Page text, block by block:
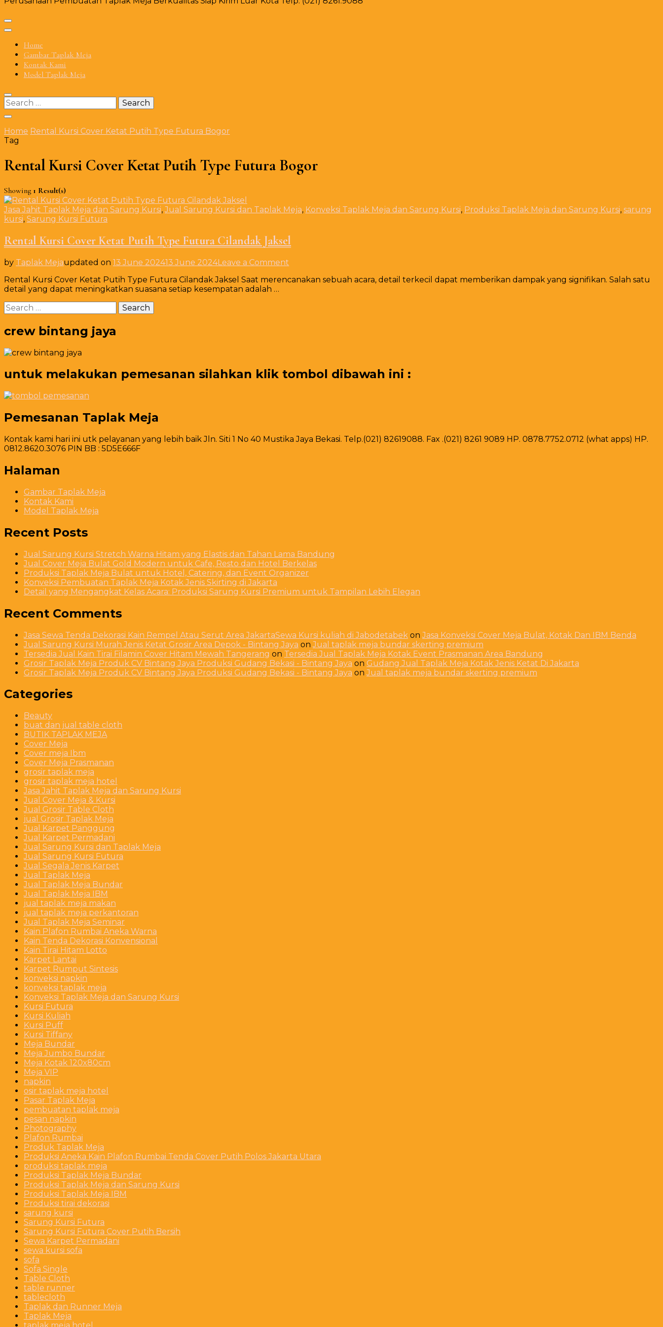
Home
Gambar Taplak Meja
Kontak Kami
Model Taplak Meja
Search
for:
Home Rental Kursi Cover Ketat Putih Type Futura Bogor
Tag
Rental Kursi Cover Ketat Putih Type Futura Bogor
Showing 1 Result(s)
Jasa Jahit Taplak Meja dan Sarung Kursi,Jual Sarung Kursi dan Taplak Meja, Konveksi Taplak Meja dan Sarung Kursi, Produksi Taplak Meja dan Sarung Kursi, sarung
kursi, Sarung Kursi Futura
Rental Kursi Cover Ketat Putih Type Futura Cilandak Jaksel
by Taplak Mejaupdated on 13 June 202413 June 2024Leave a Comment
Kursi
Rental Kursi Cover Ketat Putih Type Futura Cilandak Jaksel Saat merencanakan sebuah acara, detail terkecil dapat memberikan dampak yang signifikan. Salah satu
detail yang dapat meningkatkan suasana setiap kesempatan adalah …
Search
for:
crew bintang jaya
untuk melakukan pemesanan silahkan klik tombol dibawah ini :
Pemesanan Taplak Meja
Kontak kami hari ini utk pelayanan yang lebih baik Jln. Siti 1 No 40 Mustika Jaya Bekasi. Telp.(021) 82619088. Fax .(021) 8261 9089 HP. 0878.7752.0712 (what apps) HP.
0812.8620.3076 PIN BB : 5D5E666F
Halaman
Gambar Taplak Meja
Kontak Kami
Model Taplak Meja
Recent Posts
Jual Sarung Kursi Stretch Warna Hitam yang Elastis dan Tahan Lama Bandung
Jual Cover Meja Bulat Gold Modern untuk Cafe, Resto dan Hotel Berkelas
Produksi Taplak Meja Bulat untuk Hotel, Catering, dan Event Organizer
Konveksi Pembuatan Taplak Meja Kotak Jenis Skirting di Jakarta
Detail yang Mengangkat Kelas Acara: Produksi Sarung Kursi Premium untuk Tampilan Lebih Elegan
Recent Comments
Jasa Sewa Tenda Dekorasi Kain Rempel Atau Serut Area JakartaSewa Kursi kuliah di Jabodetabek onJasa Konveksi Cover Meja Bulat, Kotak Dan IBM Benda
Jual Sarung Kursi Murah Jenis Ketat Grosir Area Depok - Bintang Jaya onJual taplak meja bundar skerting premium
Tersedia Jual Kain Tirai Filamin Cover Hitam Mewah Tangerang on Tersedia Jual Taplak Meja Kotak Event Prasmanan Area Bandung
Grosir Taplak Meja Produk CV Bintang Jaya Produksi Gudang Bekasi - Bintang Jaya on Gudang Jual Taplak Meja Kotak Jenis Ketat Di Jakarta
Grosir Taplak Meja Produk CV Bintang Jaya Produksi Gudang Bekasi - Bintang Jaya onJual taplak meja bundar skerting premium
Categories
Beauty
buat dan jual table cloth
BUTIK TAPLAK MEJA
Cover Meja
Cover meja Ibm
Cover Meja Prasmanan
grosir taplak meja
grosir taplak meja hotel
Jasa Jahit Taplak Meja dan Sarung Kursi
Jual Cover Meja & Kursi
Jual Grosir Table Cloth
jual Grosir Taplak Meja
Jual Karpet Panggung
Jual Karpet Permadani
Jual Sarung Kursi dan Taplak Meja
Jual Sarung Kursi Futura
Jual Segala Jenis Karpet
Jual Taplak Meja
Jual Taplak Meja Bundar
Jual Taplak Meja IBM
jual taplak meja makan
jual taplak meja perkantoran
Jual Taplak Meja Seminar
Kain Plafon Rumbai Aneka Warna
Kain Tenda Dekorasi Konvensional
Kain Tirai Hitam Lotto
Karpet Lantai
Karpet Rumput Sintesis
konveksi napkin
konveksi taplak meja
Konveksi Taplak Meja dan Sarung Kursi
Kursi Futura
Kursi Kuliah
Kursi Puff
Kursi Tiffany
Meja Bundar
Meja Jumbo Bundar
Meja Kotak 120x80cm
Meja VIP
napkin
osir taplak meja hotel
Pasar Taplak Meja
pembuatan taplak meja
pesan napkin
Photography
Plafon Rumbai
Produk Taplak Meja
Produksi Aneka Kain Plafon Rumbai Tenda Cover Putih Polos Jakarta Utara
produksi taplak meja
Produksi Taplak Meja Bundar
Produksi Taplak Meja dan Sarung Kursi
Produksi Taplak Meja IBM
Produksi tirai dekorasi
sarung kursi
Sarung Kursi Futura
Sarung Kursi Futura Cover Putih Bersih
Sewa Karpet Permadani
sewa kursi sofa
sofa
Sofa Single
Table Cloth
table runner
tablecloth
Taplak dan Runner Meja
Taplak Meja